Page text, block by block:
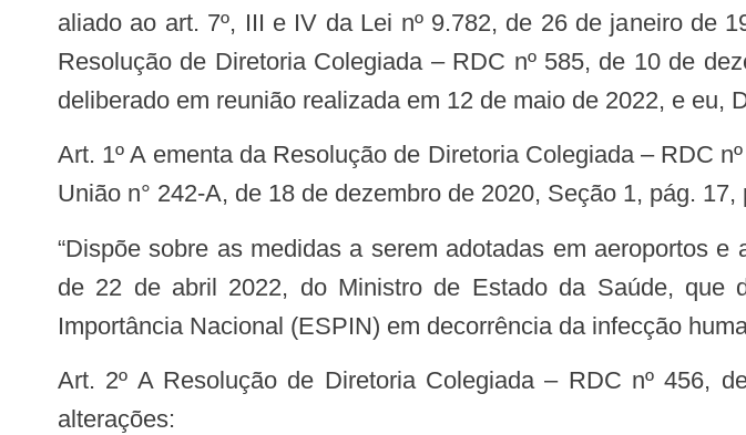
aliado ao art. 7º, III e IV da Lei nº 9.782, de 26 de janeiro de
Resolução de Diretoria Colegiada – RDC nº 585, de 10 de
deliberado em reunião realizada em 12 de maio de 2022, e eu,
Art. 1º A ementa da Resolução de Diretoria Colegiada – RDC nº 456, de 17 de dezembro de 2020, publicada no Diário Oficial da
União n° 242-A, de 18 de dezembro de 2020, Seção 1, pág.
“Dispõe sobre as medidas a serem adotadas em aeroportos e aeronaves em virtude da publicação da Portaria GM/MS nº 913,
de 22 de abril 2022, do Ministro de Estado da Saúde, que
Importância Nacional (ESPIN) em decorrência da infecção
Art. 2º A Resolução de Diretoria Colegiada – RDC nº 456, de 17 de dezembro de 2020, passa a vigorar com as seguintes
alterações: